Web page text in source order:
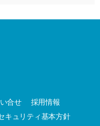
合せ
採用情報
キュリティ基本方針